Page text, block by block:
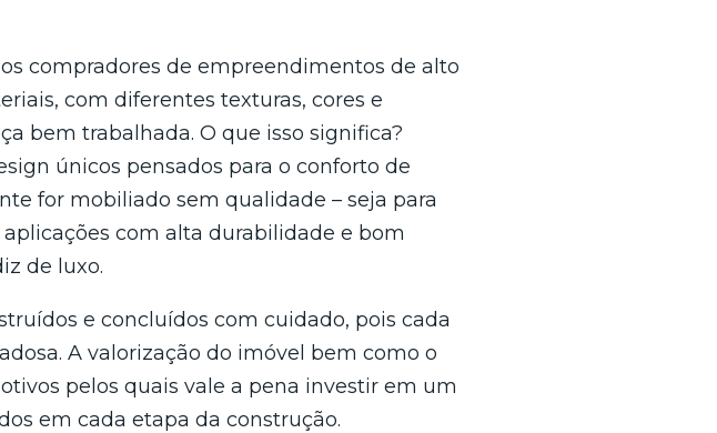
compradores de empreendimentos de alto
com diferentes texturas, cores e
bem trabalhada. O que isso significa?
únicos pensados ​​para o conforto de
for mobiliado sem qualidade – seja para
com alta durabilidade e bom
de luxo.
e concluídos com cuidado, pois cada
A valorização do imóvel bem como o
pelos quais vale a pena investir em um
em cada etapa da construção.